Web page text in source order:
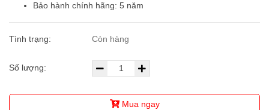
Bảo hành chính hãng: 5 năm
Tình trạng: Còn hàng
Số lượng:
Mua ngay